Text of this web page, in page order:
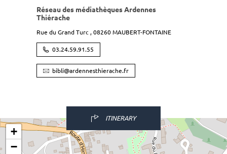
Réseau des médiathèques Ardennes
Thiérache
Rue du Grand Turc , 08260 MAUBERT-FONTAINE
03.24.59.91.55
bibli@ardennesthierache.fr
ITINERARY
+
−